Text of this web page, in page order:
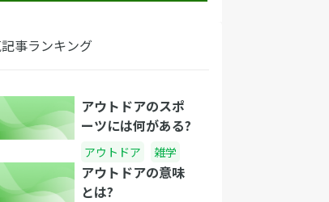
事ランキング
アウトドアのスポ
ーツには何がある?
アウトドア 雑学
アウトドアの意味
とは?